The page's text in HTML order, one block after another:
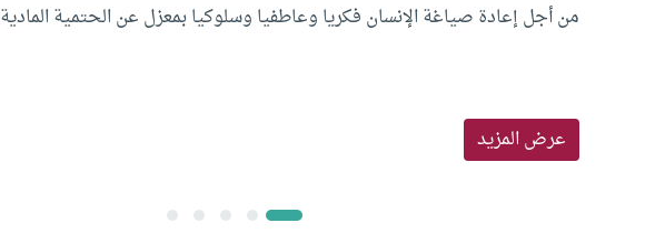
من أجل إعادة صياغة الإنسان فكريا وعاطفيا وسلوكيا بمعزل عن الحتمية المادية
عرض المزيد